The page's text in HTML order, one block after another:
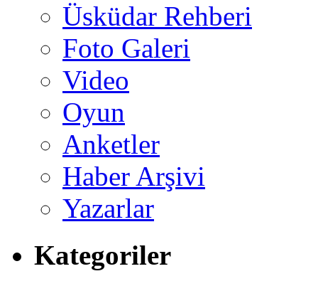
Üsküdar Rehberi
Foto Galeri
Video
Oyun
Anketler
Haber Arşivi
Yazarlar
Kategoriler